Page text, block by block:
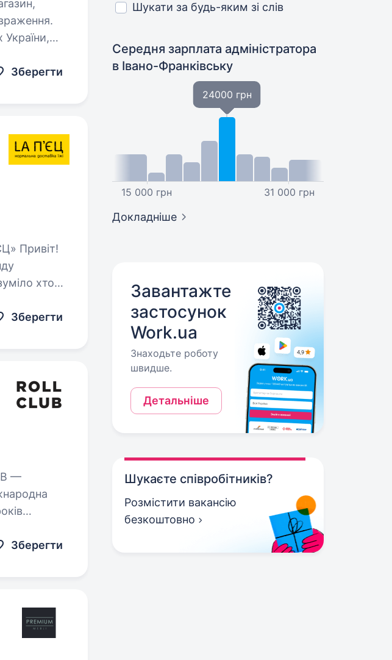
України,
Зберегти
хто
Зберегти
Зберегти
Шукати за будь-яким зі слів
Середня зарплата адміністратора
в Івано-Франківську
15 000 грн
24000 грн
31 000 грн
Докладніше
Завантажте
застосунок
Work.ua
Знаходьте роботу
швидше.
Детальніше
Шукаєте співробітників?
Розмістити вакансію
безкоштовно